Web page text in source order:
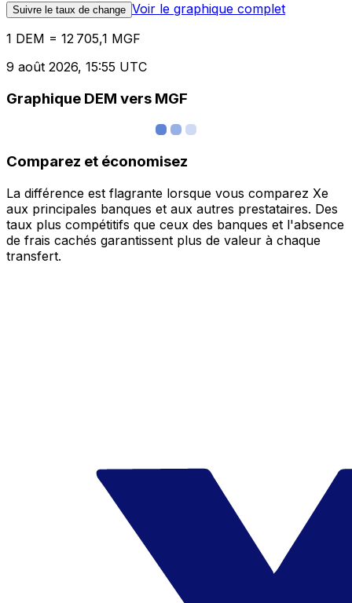
Suivre le taux de change Voir le graphique complet
1 DEM = 12 705,1 MGF
9 août 2026, 15:55 UTC
Graphique DEM vers MGF
Comparez et économisez
La différence est flagrante lorsque vous comparez Xe
aux principales banques et aux autres prestataires. Des
taux plus compétitifs que ceux des banques et l'absence
de frais cachés garantissent plus de valeur à chaque
transfert.